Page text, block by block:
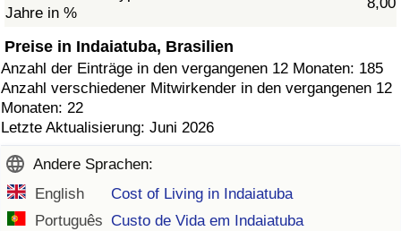
Jahre in %
8,00
Preise in Indaiatuba, Brasilien
Anzahl der Einträge in den vergangenen 12 Monaten: 185
Anzahl verschiedener Mitwirkender in den vergangenen 12
Monaten: 22
Letzte Aktualisierung: Juni 2026
Andere Sprachen:
English
Cost of Living in Indaiatuba
Português Custo de Vida em Indaiatuba